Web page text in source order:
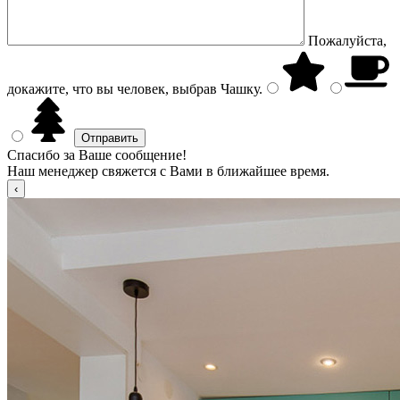
Пожалуйста,
докажите, что вы человек, выбрав Чашку.
Спасибо за Ваше сообщение!
Наш менеджер свяжется с Вами в ближайшее время.